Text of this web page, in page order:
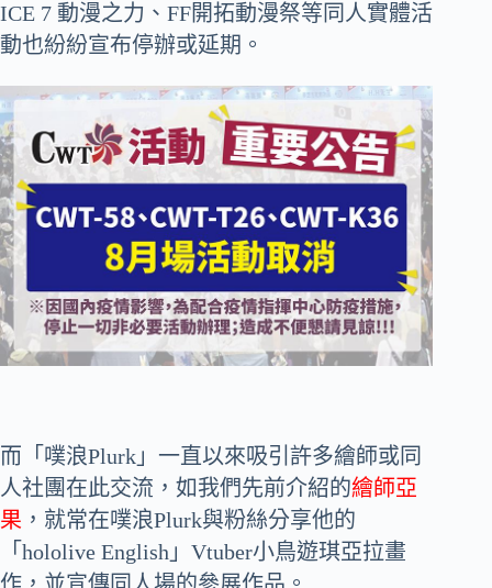
ICE 7 動漫之力、FF開拓動漫祭等同人實體活
動也紛紛宣布停辦或延期。
而「噗浪Plurk」一直以來吸引許多繪師或同
人社團在此交流，如我們先前介紹的繪師亞
果 ，就常在噗浪Plurk與粉絲分享他的
「hololive English」Vtuber小鳥遊琪亞拉畫